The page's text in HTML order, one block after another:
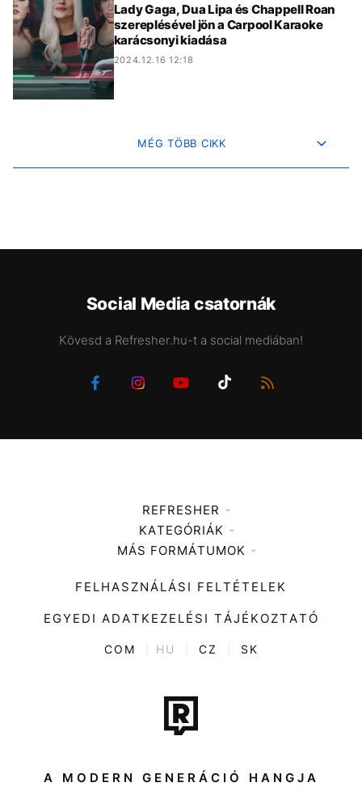
Lady Gaga, Dua Lipa és Chappell Roan
szereplésével jön a Carpool Karaoke
karácsonyi kiadása
2024.12.16 12:18
MÉG TÖBB CIKK
Social Media csatornák
Kövesd a Refresher.hu-t a social mediában!
REFRESHER
Médiaajánlat
KATEGÓRIÁK
Zene
Divat
Kultúra
ENTR
Tech-Tudomány
Sport
Társadalom
MÁS FORMÁTUMOK
FELHASZNÁLÁSI FELTÉTELEK
EGYEDI ADATKEZELÉSI TÁJÉKOZTATÓ
COM HU CZ SK
A MODERN GENERÁCIÓ HANGJA